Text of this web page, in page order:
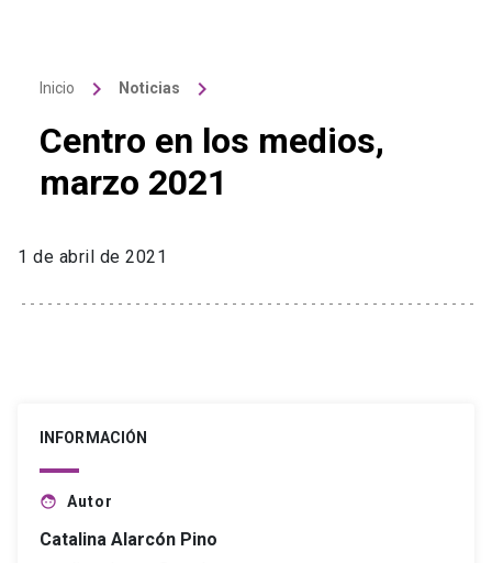
Inicio keyboard_arrow_right Noticias keyboard_arrow_right
Centro en los medios,
marzo 2021
1 de abril de 2021
INFORMACIÓN
face Autor
Catalina Alarcón Pino